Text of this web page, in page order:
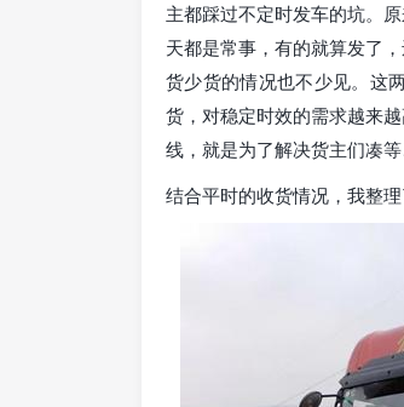
主都踩过不定时发车的坑。
天都是常事，有的就算发了
货少货的情况也不少见。这
货，对稳定时效的需求越来
线，就是为了解决货主们凑等
结合平时的收货情况，我整